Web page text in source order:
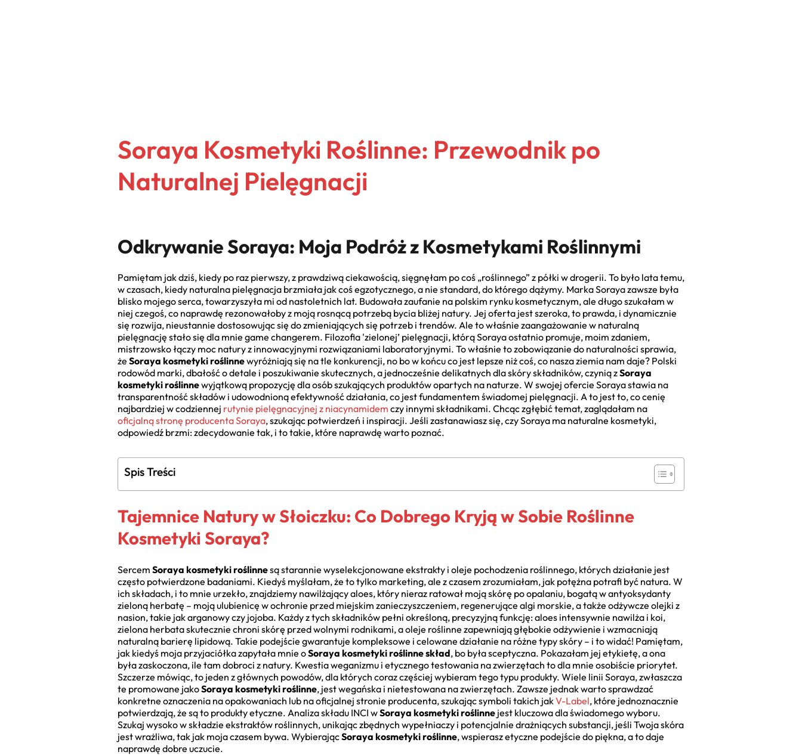
Soraya Kosmetyki Roślinne: Przewodnik po
Naturalnej Pielęgnacji
Odkrywanie Soraya: Moja Podróż z Kosmetykami Roślinnymi
Pamiętam jak dziś, kiedy po raz pierwszy, z prawdziwą ciekawością, sięgnęłam po coś „roślinnego” z półki w drogerii. To było lata temu,
w czasach, kiedy naturalna pielęgnacja brzmiała jak coś egzotycznego, a nie standard, do którego dążymy. Marka Soraya zawsze była
blisko mojego serca, towarzyszyła mi od nastoletnich lat. Budowała zaufanie na polskim rynku kosmetycznym, ale długo szukałam w
niej czegoś, co naprawdę rezonowałoby z moją rosnącą potrzebą bycia bliżej natury. Jej oferta jest szeroka, to prawda, i dynamicznie
się rozwija, nieustannie dostosowując się do zmieniających się potrzeb i trendów. Ale to właśnie zaangażowanie w naturalną
pielęgnację stało się dla mnie game changerem. Filozofia 'zielonej’ pielęgnacji, którą Soraya ostatnio promuje, moim zdaniem,
mistrzowsko łączy moc natury z innowacyjnymi rozwiązaniami laboratoryjnymi. To właśnie to zobowiązanie do naturalności sprawia,
że Soraya kosmetyki roślinnewyróżniają się na tle konkurencji, no bo w końcu co jest lepsze niż coś, co nasza ziemia nam daje? Polski
rodowód marki, dbałość o detale i poszukiwanie skutecznych, a jednocześnie delikatnych dla skóry składników, czynią zSoraya
kosmetyki roślinnewyjątkową propozycję dla osób szukających produktów opartych na naturze. W swojej ofercie Soraya stawia na
transparentność składów i udowodnioną efektywność działania, co jest fundamentem świadomej pielęgnacji. A to jest to, co cenię
najbardziej w codziennej rutynie pielęgnacyjnej z niacynamidem czy innymi składnikami. Chcąc zgłębić temat, zaglądałam na
oficjalną stronę producenta Soraya, szukając potwierdzeń i inspiracji. Jeśli zastanawiasz się, czy Soraya ma naturalne kosmetyki,
odpowiedź brzmi: zdecydowanie tak, i to takie, które naprawdę warto poznać.
Spis Treści
Tajemnice Natury w Słoiczku: Co Dobrego Kryją w Sobie Roślinne
Kosmetyki Soraya?
Sercem Soraya kosmetyki roślinnesą starannie wyselekcjonowane ekstrakty i oleje pochodzenia roślinnego, których działanie jest
często potwierdzone badaniami. Kiedyś myślałam, że to tylko marketing, ale z czasem zrozumiałam, jak potężna potrafi być natura. W
ich składach, i to mnie urzekło, znajdziemy nawilżający aloes, który nieraz ratował moją skórę po opalaniu, bogatą w antyoksydanty
zieloną herbatę – moją ulubienicę w ochronie przed miejskim zanieczyszczeniem, regenerujące algi morskie, a także odżywcze olejki z
nasion, takie jak arganowy czy jojoba. Każdy z tych składników pełni określoną, precyzyjną funkcję: aloes intensywnie nawilża i koi,
zielona herbata skutecznie chroni skórę przed wolnymi rodnikami, a oleje roślinne zapewniają głębokie odżywienie i wzmacniają
naturalną barierę lipidową. Takie podejście gwarantuje kompleksowe i celowane działanie na różne typy skóry – i to widać! Pamiętam,
jak kiedyś moja przyjaciółka zapytała mnie oSoraya kosmetyki roślinne skład, bo była sceptyczna. Pokazałam jej etykietę, a ona
była zaskoczona, ile tam dobroci z natury. Kwestia weganizmu i etycznego testowania na zwierzętach to dla mnie osobiście priorytet.
Szczerze mówiąc, to jeden z głównych powodów, dla których coraz częściej wybieram tego typu produkty. Wiele linii Soraya, zwłaszcza
te promowane jakoSoraya kosmetyki roślinne, jest wegańska i nietestowana na zwierzętach. Zawsze jednak warto sprawdzać
konkretne oznaczenia na opakowaniach lub na oficjalnej stronie producenta, szukając symboli takich jakV-Label, które jednoznacznie
potwierdzają, że są to produkty etyczne. Analiza składu INCI wSoraya kosmetyki roślinne jest kluczowa dla świadomego wyboru.
Szukaj wysoko w składzie ekstraktów roślinnych, unikając zbędnych wypełniaczy i potencjalnie drażniących substancji, jeśli Twoja skóra
jest wrażliwa, tak jak moja czasem bywa. WybierającSoraya kosmetyki roślinne, wspierasz etyczne podejście do piękna, a to daje
naprawdę dobre uczucie.